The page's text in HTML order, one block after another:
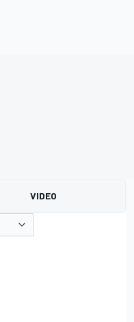
VIDEO